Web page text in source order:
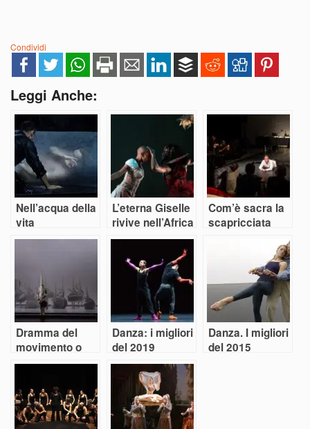
Condividi
Leggi Anche:
Nell’acqua della
vita
Papaioannou
L’eterna Giselle
rivive nell’Africa
di Dada Masilo
Com’è sacra la
scapricciata
Dramma del
movimento o
visioni
La danza si
interroga a
Bolzano
Danza: i migliori
del 2019
Danza. I migliori
del 2015